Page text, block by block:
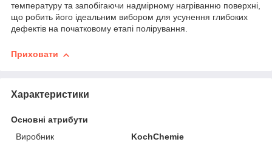
температуру та запобігаючи надмірному нагріванню поверхні,
що робить його ідеальним вибором для усунення глибоких
дефектів на початковому етапі полірування.
Приховати
Характеристики
Основні атрибути
Виробник
KochChemie